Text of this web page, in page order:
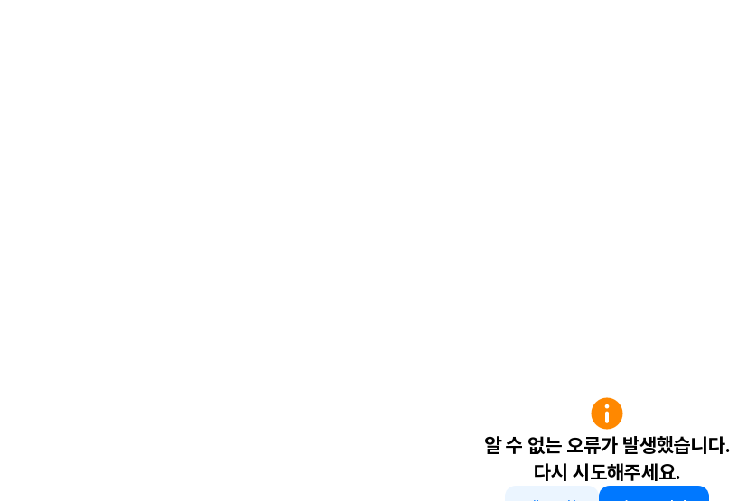
알 수 없는 오류가 발생했습니다.
다시 시도해주세요.